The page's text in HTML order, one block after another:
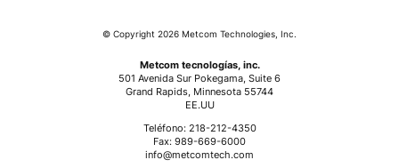
© Copyright 2026 Metcom Technologies, Inc.
Metcom tecnologías, inc.
501 Avenida Sur Pokegama, Suite 6
Grand Rapids, Minnesota 55744
EE.UU
Teléfono: 218-212-4350
Fax: 989-669-6000
info@metcomtech.com